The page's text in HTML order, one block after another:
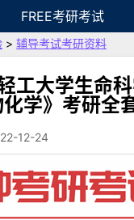
FREE考研考试
题 APP 笔记
> 辅导考试考研资料
工大学生命
学》考研全
12-24